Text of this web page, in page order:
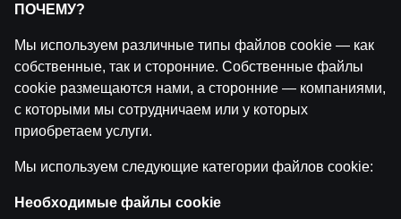
Ekspresintervija | Lauris Dārziņš pirms ceturtdaļfināla
byDāvis 17 июн. 2026 г.
Boksa Nagla | Sandis Kleins un Valdis Valters
byDāvis 9 июн. 2026 г.
Категории
ПОЧЕМУ?
Мы используем различные типы файлов cookie — как
собственные, так и сторонние. Собственные файлы
cookie размещаются нами, а сторонние — компаниями,
с которыми мы сотрудничаем или у которых
приобретаем услуги.
Мы используем следующие категории файлов cookie:
Необходимые файлы cookie